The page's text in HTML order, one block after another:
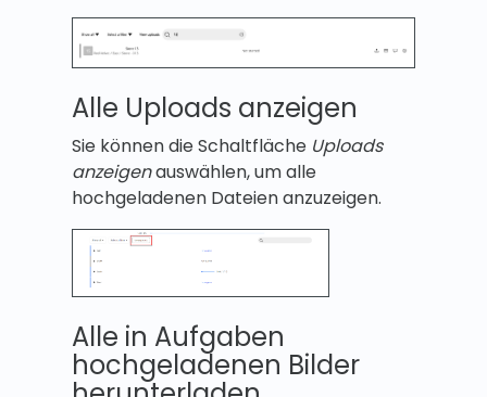
Alle Uploads anzeigen
Sie können die Schaltfläche Uploads
anzeigenauswählen, um alle
hochgeladenen Dateien anzuzeigen.
Alle in Aufgaben
hochgeladenen Bilder